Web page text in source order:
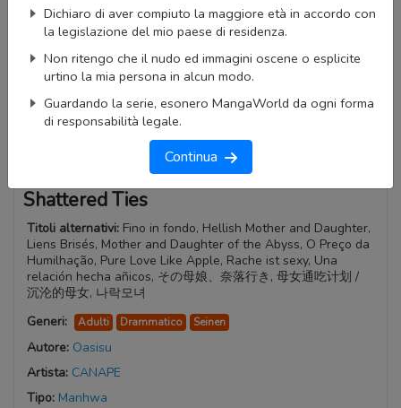
Dichiaro di aver compiuto la maggiore età in accordo con
la legislazione del mio paese di residenza.
Non ritengo che il nudo ed immagini oscene o esplicite
urtino la mia persona in alcun modo.
Guardando la serie, esonero MangaWorld da ogni forma
di responsabilità legale.
Continua
Shattered Ties
Titoli alternativi: Fino in fondo, Hellish Mother and Daughter,
Liens Brisés, Mother and Daughter of the Abyss, O Preço da
Humilhação, Pure Love Like Apple, Rache ist sexy, Una
relación hecha añicos, その母娘、奈落行き, 母女通吃计划 /
沉沦的母女, 나락모녀
Generi:
Adulti Drammatico Seinen
Autore: Oasisu
Artista: CANAPE
Tipo: Manhwa